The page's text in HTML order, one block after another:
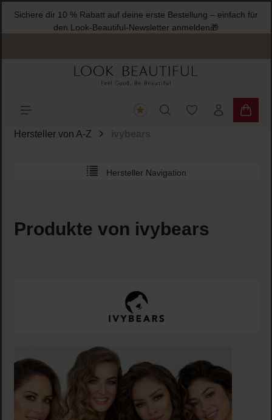
springen
Sichere dir 10 % Rabatt auf deine erste Bestellung – einfach für
den Look-Beautiful-Newsletter anmelden🎁
Du hast 0
Hersteller von A-Z ivybears
Hersteller Navigation
Produkte von ivybears